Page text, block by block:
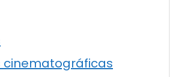
cinematográficas